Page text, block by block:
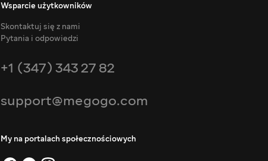
Wsparcie użytkowników
Skontaktuj się z nami
Pytania i odpowiedzi
+1 (347) 343 27 82
support@megogo.com
My na portalach społecznościowych